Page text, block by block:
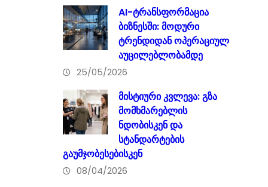
AI-ტრანსფორმაცია
ბიზნესში: მოდური
ტრენდიდან ოპერაციულ
აუცილებლობამდე
25/05/2026
მისტიური კვლევა: გზა
მომხმარებლის
ნდობისკენ და
სტანდარტების
გაუმჯობესებისკენ
08/04/2026